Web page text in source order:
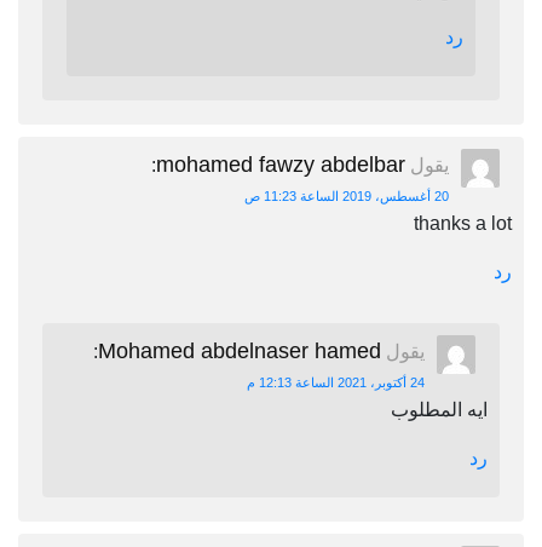
رد
يقول mohamed fawzy abdelbar
:
20 أغسطس، 2019 الساعة 11:23 ص
thanks a lot
رد
يقول Mohamed abdelnaser hamed
:
24 أكتوبر، 2021 الساعة 12:13 م
ايه المطلوب
رد